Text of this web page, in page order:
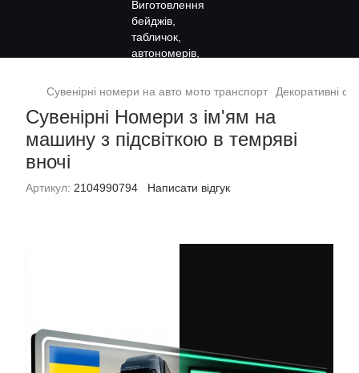
Сувенірні номери на авто мото транспорт Декоративні
Сувенірні Номери з ім'ям на
машину з підсвіткою в темряві
вночі
Артикул: 2104990794 Написати відгук